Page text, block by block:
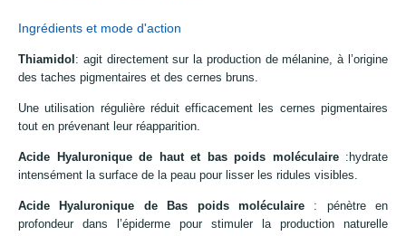
Ingrédients et mode d'action
Thiamidol : agit directement sur la production de mélanine, à l’origine
des taches pigmentaires et des cernes bruns.
Une utilisation régulière réduit efficacement les cernes pigmentaires
tout en prévenant leur réapparition.
Acide Hyaluronique de haut et bas poids moléculaire:hydrate
intensément la surface de la peau pour lisser les ridules visibles.
Acide Hyaluronique de Bas poids moléculaire: pénètre en
profondeur dans l’épiderme pour stimuler la production naturelle